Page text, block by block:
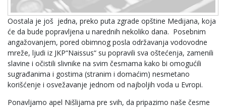
Oostala je još jedna, preko puta zgrade opštine Medijana, koja
će da bude popravljena u narednih nekoliko dana. Posebnim
angažovanjem, pored obimnog posla održavanja vodovodne
mreže, ljudi iz JKP“Naissus“ su popravili sva oštećenja, zamenili
slavine i očistili slivnike na svim česmama kako bi omogućili
sugrađanima i gostima (stranim i domaćim) nesmetano
korišćenje i osvežavanje jednom od najboljih voda u Evropi.
Ponavljamo apel Nišlijama pre svih, da pripazimo naše česme